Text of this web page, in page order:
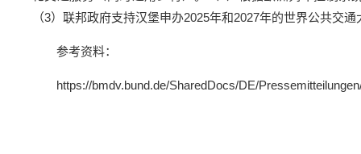
（3）联邦政府支持汉堡申办2025年和2027年的世界公共交
参考资料：
https://bmdv.bund.de/SharedDocs/DE/